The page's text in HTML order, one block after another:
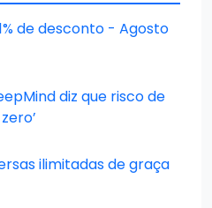
de desconto - Agosto
diz que risco de
ilimitadas de graça